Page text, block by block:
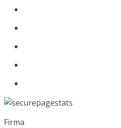
Firma